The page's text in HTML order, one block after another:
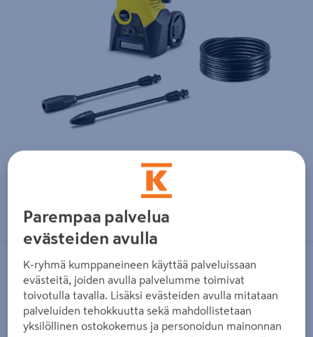
Zoomaa kuvaa sormilla kosketusnäytöllä
Painepesuri Kärcher K3 kompaktia
tehoa 120bar
KÄRCHER
Parempaa palvelua
evästeiden avulla
K-ryhmä kumppaneineen käyttää palveluissaan
evästeitä, joiden avulla palvelumme toimivat
toivotulla tavalla. Lisäksi evästeiden avulla mitataan
palveluiden tehokkuutta sekä mahdollistetaan
yksilöllinen ostokokemus ja personoidun mainonnan